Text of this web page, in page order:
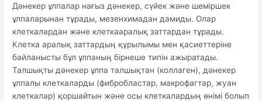
Дәнекер ұлпалар нағыз дәнекер, сүйек және шеміршек
ұлпаларынан тұрады, мезенхимадан дамиды. Олар
клеткалардан және клеткааралық заттардан тұрады.
Клетка аралық заттардың құрылымы мен қасиеттеріне
байланысты бұл ұлпаның бірнеше типін ажыратады.
Талшықты дәнекер ұлпа талшықтан (коллаген), дәнекер
ұлпалы клеткаларды (фибробластар, макрофагтар, жуан
клеткалар) қоршайтын және осы клеткалардың өнімі болып